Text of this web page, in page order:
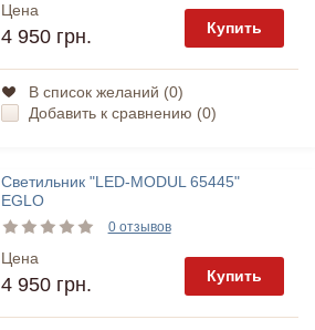
Цена
4 950 грн. Купить
В список желаний (0)
Добавить к сравнению (0)
Светильник "LED-MODUL 65445"
EGLO
0 отзывов
Цена
4 950 грн. Купить